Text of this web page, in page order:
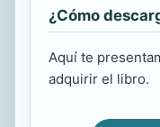
¿Cómo
Aquí te
adquirir el libro.